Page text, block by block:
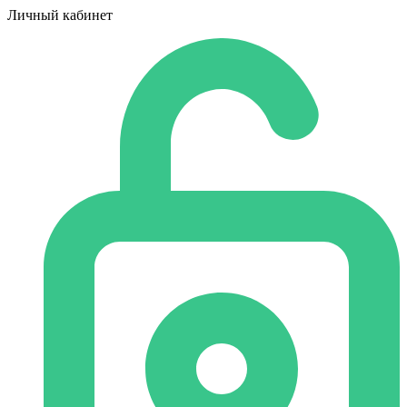
Личный кабинет